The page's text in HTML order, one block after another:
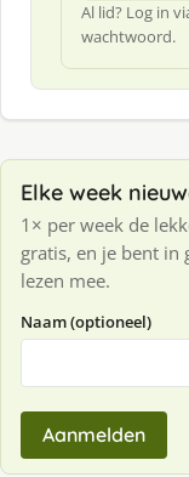
Al lid? Log in
wachtwoord.
Elke week
1× per week de
gratis, en je bent in
lezen mee.
Naam (optioneel)
Aanmelden